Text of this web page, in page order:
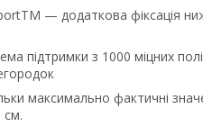
— додаткова фіксація
підтримки з 1000 міцних
максимально фактичні
см.